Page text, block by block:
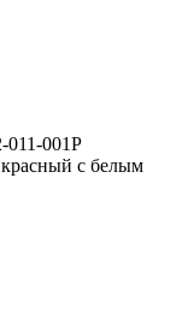
011-001P
красный с белым